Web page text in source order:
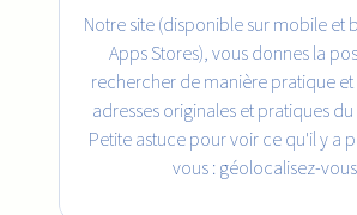
Notre site (disponible sur mobile et
Apps Stores), vous donnes la
rechercher de manière pratique et
adresses originales et pratiques du
Petite astuce pour voir ce qu'il y a
vous : géolocalisez-